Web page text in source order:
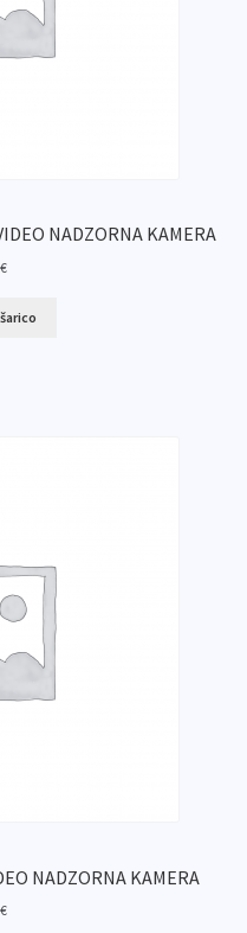
NADZORNA KAMERA
€
NADZORNA KAMERA
€